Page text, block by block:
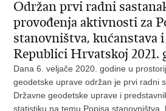
Održan prvi radni
provođenja aktivnosti za
stanovništva, kućanstava
Republici Hrvatskoj 2021.
Dana 6. veljače 2020. godine u
geodetske uprave održan je prvi radni
Državne geodetske uprave i
statistiku na temu Popisa stanovništva,